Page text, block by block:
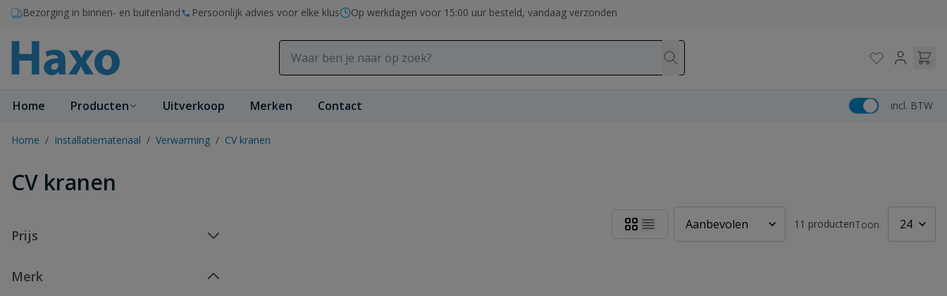
Ga naar de inhoud
Bezorging in binnen- en buitenland Persoonlijk advies voor elke klus Op werkdagen voor 15:00 uur besteld, vandaag verzonden
Home Producten Uitverkoop Merken Contact incl. BTW
Home / Installatiemateriaal / Verwarming / CV kranen
CV kranen
Prijs
Merk
11 productenToon